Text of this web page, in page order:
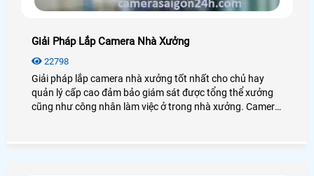
Giải Pháp Lắp Camera Nhà Xưởng
22798
Giải pháp lắp camera nhà xưởng tốt nhất cho chủ hay
quản lý cấp cao đảm bảo giám sát được tổng thể xưởng
cũng như công nhân làm việc ở trong nhà xưởng. Camera